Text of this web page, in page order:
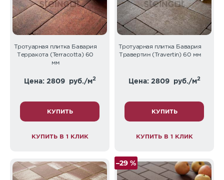
Тротуарная плитка Бавария
Терракота (Terracotta) 60
мм
Цена: 2809 руб./м2
КУПИТЬ
КУПИТЬ В 1 КЛИК
Тротуарная плитка Бавария
Травертин (Travertin) 60 мм
Цена: 2809 руб./м2
КУПИТЬ
КУПИТЬ В 1 КЛИК
–29 %